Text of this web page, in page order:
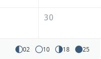
30
02 10 18 25